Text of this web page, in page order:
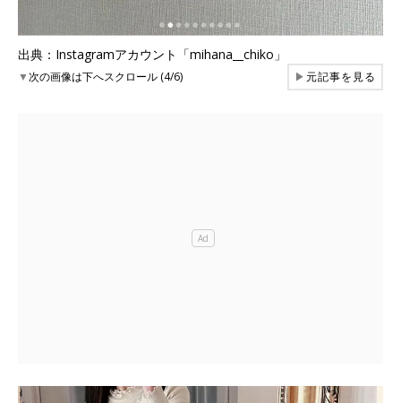
出典：Instagramアカウント「mihana__chiko」
▼次の画像は下へスクロール (4/6) ▶元記事を見る